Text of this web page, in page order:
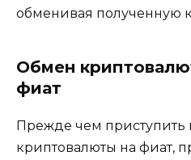
обменивая полученную
Обмен
фиат
Прежде чем приступить
криптовалюты на фиат,